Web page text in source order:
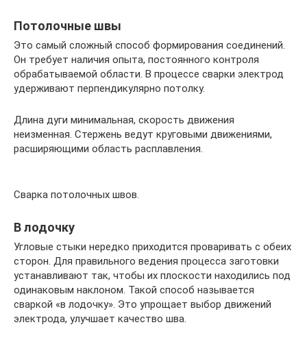
Потолочные швы
Это самый сложный способ формирования соединений.
Он требует наличия опыта, постоянного контроля
обрабатываемой области. В процессе сварки электрод
удерживают перпендикулярно потолку.
Длина дуги минимальная, скорость движения
неизменная. Стержень ведут круговыми движениями,
расширяющими область расплавления.
Сварка потолочных швов.
В лодочку
Угловые стыки нередко приходится проваривать с обеих
сторон. Для правильного ведения процесса заготовки
устанавливают так, чтобы их плоскости находились под
одинаковым наклоном. Такой способ называется
сваркой «в лодочку». Это упрощает выбор движений
электрода, улучшает качество шва.